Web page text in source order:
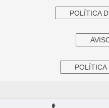
POLÍTICA
POLÍTICA